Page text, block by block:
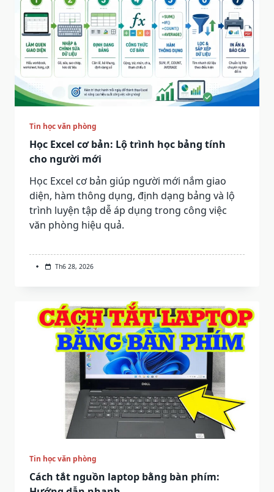
Tin học văn phòng
Học Excel cơ bản: Lộ trình học bảng tính
cho người mới
Học Excel cơ bản giúp người mới nắm giao
diện, hàm thông dụng, định dạng bảng và lộ
trình luyện tập dễ áp dụng trong công việc
văn phòng hiệu quả.
Th6 28, 2026
Tin học văn phòng
Cách tắt nguồn laptop bằng bàn phím: